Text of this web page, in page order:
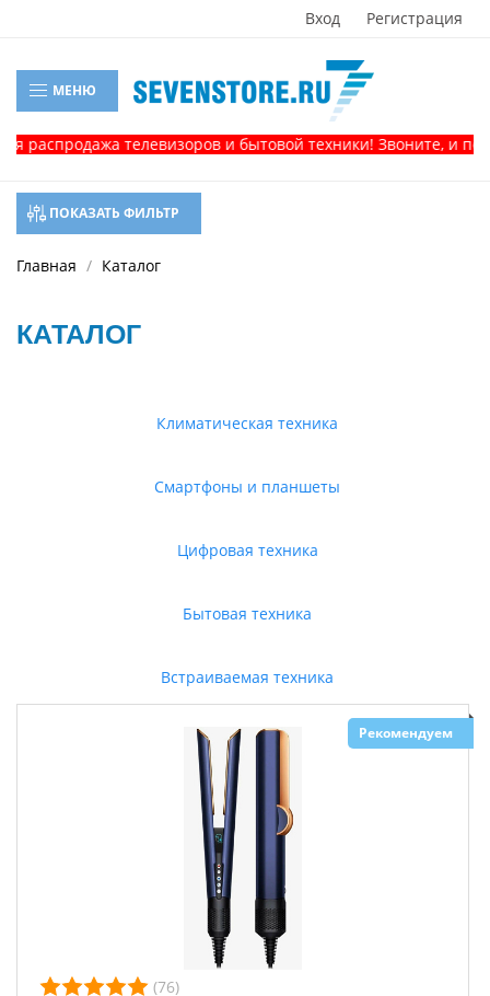
Вход Регистрация
МЕНЮ
телевизоров и бытовой техники! Звоните, и получите
ПОКАЗАТЬ ФИЛЬТР
Главная Каталог
КАТАЛОГ
Климатическая техника
Смартфоны и планшеты
Цифровая техника
Бытовая техника
Встраиваемая техника
Рекомендуем
(76)